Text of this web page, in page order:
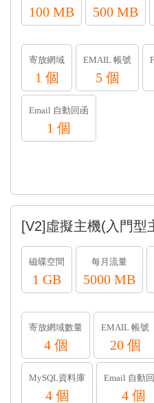
100 MB 500 MB
寄放網域
1 個
EMAIL 帳號
5 個
Email 自動回函
1 個
[V2]虛擬主機(入門型
磁碟空間
1 GB
每月流量
5000 MB
寄放網域數量
4 個
EMAIL 帳號
20 個
MySQL資料庫
4 個
Email 自動
4 個